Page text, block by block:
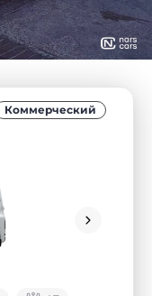
Коммерческий